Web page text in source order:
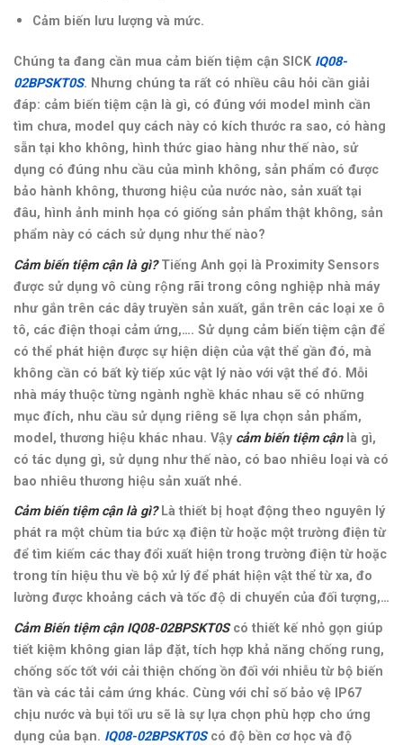
Cảm biến lưu lượng và mức.
Chúng ta đang cần mua cảm biến tiệm cận SICK IQ08-
02BPSKT0S. Nhưng chúng ta rất có nhiều câu hỏi cần giải
đáp: cảm biến tiệm cận là gì, có đúng với model mình cần
tìm chưa, model quy cách này có kích thước ra sao, có hàng
sẵn tại kho không, hình thức giao hàng như thế nào, sử
dụng có đúng nhu cầu của mình không, sản phẩm có được
bảo hành không, thương hiệu của nước nào, sản xuất tại
đâu, hình ảnh minh họa có giống sản phẩm thật không, sản
phẩm này có cách sử dụng như thế nào?
Cảm biến tiệm cận là gì?Tiếng Anh gọi là Proximity Sensors
được sử dụng vô cùng rộng rãi trong công nghiệp nhà máy
như gắn trên các dây truyền sản xuất, gắn trên các loại xe ô
tô, các điện thoại cảm ứng,…. Sử dụng cảm biến tiệm cận để
có thể phát hiện được sự hiện diện của vật thể gần đó, mà
không cần có bất kỳ tiếp xúc vật lý nào với vật thể đó. Mỗi
nhà máy thuộc từng ngành nghề khác nhau sẽ có những
mục đích, nhu cầu sử dụng riêng sẽ lựa chọn sản phẩm,
model, thương hiệu khác nhau. Vậy cảm biến tiệm cậnlà gì,
có tác dụng gì, sử dụng như thế nào, có bao nhiêu loại và có
bao nhiêu thương hiệu sản xuất nhé.
Cảm biến tiệm cận là gì?Là thiết bị hoạt động theo nguyên lý
phát ra một chùm tia bức xạ điện từ hoặc một trường điện từ
để tìm kiếm các thay đổi xuất hiện trong trường điện từ hoặc
trong tín hiệu thu về bộ xử lý để phát hiện vật thể từ xa, đo
lường được khoảng cách và tốc độ di chuyển của đối tượng,…
Cảm Biến tiệm cận IQ08-02BPSKT0Scó thiết kế nhỏ gọn giúp
tiết kiệm không gian lắp đặt, tích hợp khả năng chống rung,
chống sốc tốt với cải thiện chống ồn đối với nhiễu từ bộ biến
tần và các tải cảm ứng khác. Cùng với chỉ số bảo vệ IP67
chịu nước và bụi tối ưu sẽ là sự lựa chọn phù hợp cho ứng
dụng của bạn. IQ08-02BPSKT0Scó độ bền cơ học và độ